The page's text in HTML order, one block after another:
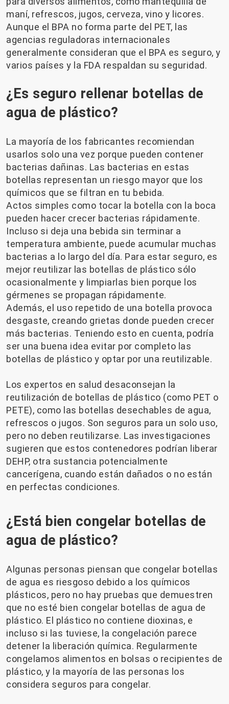
maní, refrescos, jugos, cerveza, vino y licores.
Aunque el BPA no forma parte del PET, las
agencias reguladoras internacionales
generalmente consideran que el BPA es seguro, y
varios países y la FDA respaldan su seguridad.
¿Es seguro rellenar botellas de
agua de plástico?
La mayoría de los fabricantes recomiendan
usarlos solo una vez porque pueden contener
bacterias dañinas. Las bacterias en estas
botellas representan un riesgo mayor que los
químicos que se filtran en tu bebida.
Actos simples como tocar la botella con la boca
pueden hacer crecer bacterias rápidamente.
Incluso si deja una bebida sin terminar a
temperatura ambiente, puede acumular muchas
bacterias a lo largo del día. Para estar seguro, es
mejor reutilizar las botellas de plástico sólo
ocasionalmente y limpiarlas bien porque los
gérmenes se propagan rápidamente.
Además, el uso repetido de una botella provoca
desgaste, creando grietas donde pueden crecer
más bacterias. Teniendo esto en cuenta, podría
ser una buena idea evitar por completo las
botellas de plástico y optar por una reutilizable.
Los expertos en salud desaconsejan la
reutilización de botellas de plástico (como PET o
PETE), como las botellas desechables de agua,
refrescos o jugos. Son seguros para un solo uso,
pero no deben reutilizarse. Las investigaciones
sugieren que estos contenedores podrían liberar
DEHP, otra sustancia potencialmente
cancerígena, cuando están dañados o no están
en perfectas condiciones.
¿Está bien congelar botellas de
agua de plástico?
Algunas personas piensan que congelar botellas
de agua es riesgoso debido a los químicos
plásticos, pero no hay pruebas que demuestren
que no esté bien congelar botellas de agua de
plástico. El plástico no contiene dioxinas, e
incluso si las tuviese, la congelación parece
detener la liberación química. Regularmente
congelamos alimentos en bolsas o recipientes de
plástico, y la mayoría de las personas los
considera seguros para congelar.